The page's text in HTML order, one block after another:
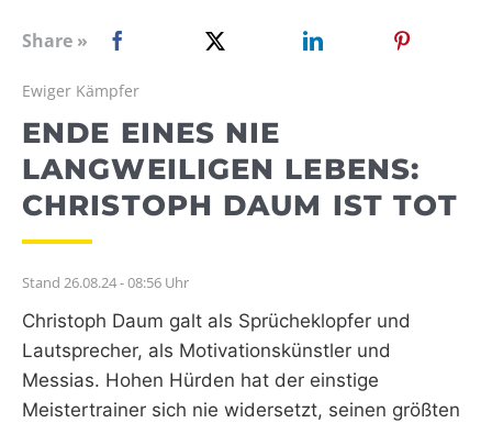
WEBRADIO
Share »
Ewiger Kämpfer
ENDE EINES NIE
LANGWEILIGEN LEBENS:
CHRISTOPH DAUM IST TOT
Stand 26.08.24 - 08:56 Uhr
Christoph Daum galt als Sprücheklopfer und
Lautsprecher, als Motivationskünstler und
Messias. Hohen Hürden hat der einstige
Meistertrainer sich nie widersetzt, seinen größten